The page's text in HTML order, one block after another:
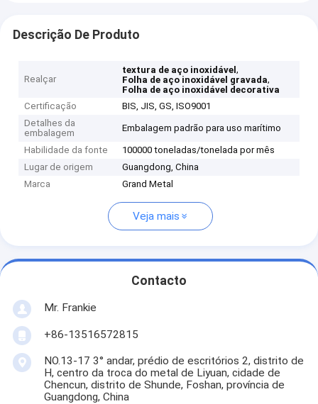
Descrição De Produto
Realçar
textura de aço inoxidável,
Folha de aço inoxidável gravada,
Folha de aço inoxidável decorativa
Certificação
BIS, JIS, GS, ISO9001
Detalhes da
embalagem
Embalagem padrão para uso marítimo
Habilidade da fonte
100000 toneladas/tonelada por mês
Lugar de origem
Guangdong, China
Marca
Grand Metal
Veja mais
Contacto
Mr. Frankie
+86-13516572815
NO.13-17 3° andar, prédio de escritórios 2, distrito de
H, centro da troca do metal de Liyuan, cidade de
Chencun, distrito de Shunde, Foshan, província de
Guangdong, China